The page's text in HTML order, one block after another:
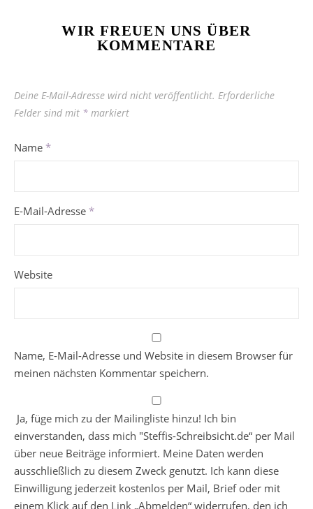
WIR FREUEN UNS ÜBER
KOMMENTARE
Deine E-Mail-Adresse wird nicht veröffentlicht. Erforderliche
Felder sind mit * markiert
Name *
E-Mail-Adresse *
Website
Name, E-Mail-Adresse und Website in diesem Browser für
meinen nächsten Kommentar speichern.
Ja, füge mich zu der Mailingliste hinzu! Ich bin
einverstanden, dass mich "Steffis-Schreibsicht.de“ per Mail
über neue Beiträge informiert. Meine Daten werden
ausschließlich zu diesem Zweck genutzt. Ich kann diese
Einwilligung jederzeit kostenlos per Mail, Brief oder mit
einem Klick auf den Link „Abmelden“ widerrufen, den ich